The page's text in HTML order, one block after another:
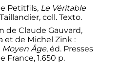
Petitfils, Le Véritable
coll. Texto.
de Claude Gauvard,
et de Michel Zink :
Âge, éd. Presses
France, 1.650 p.